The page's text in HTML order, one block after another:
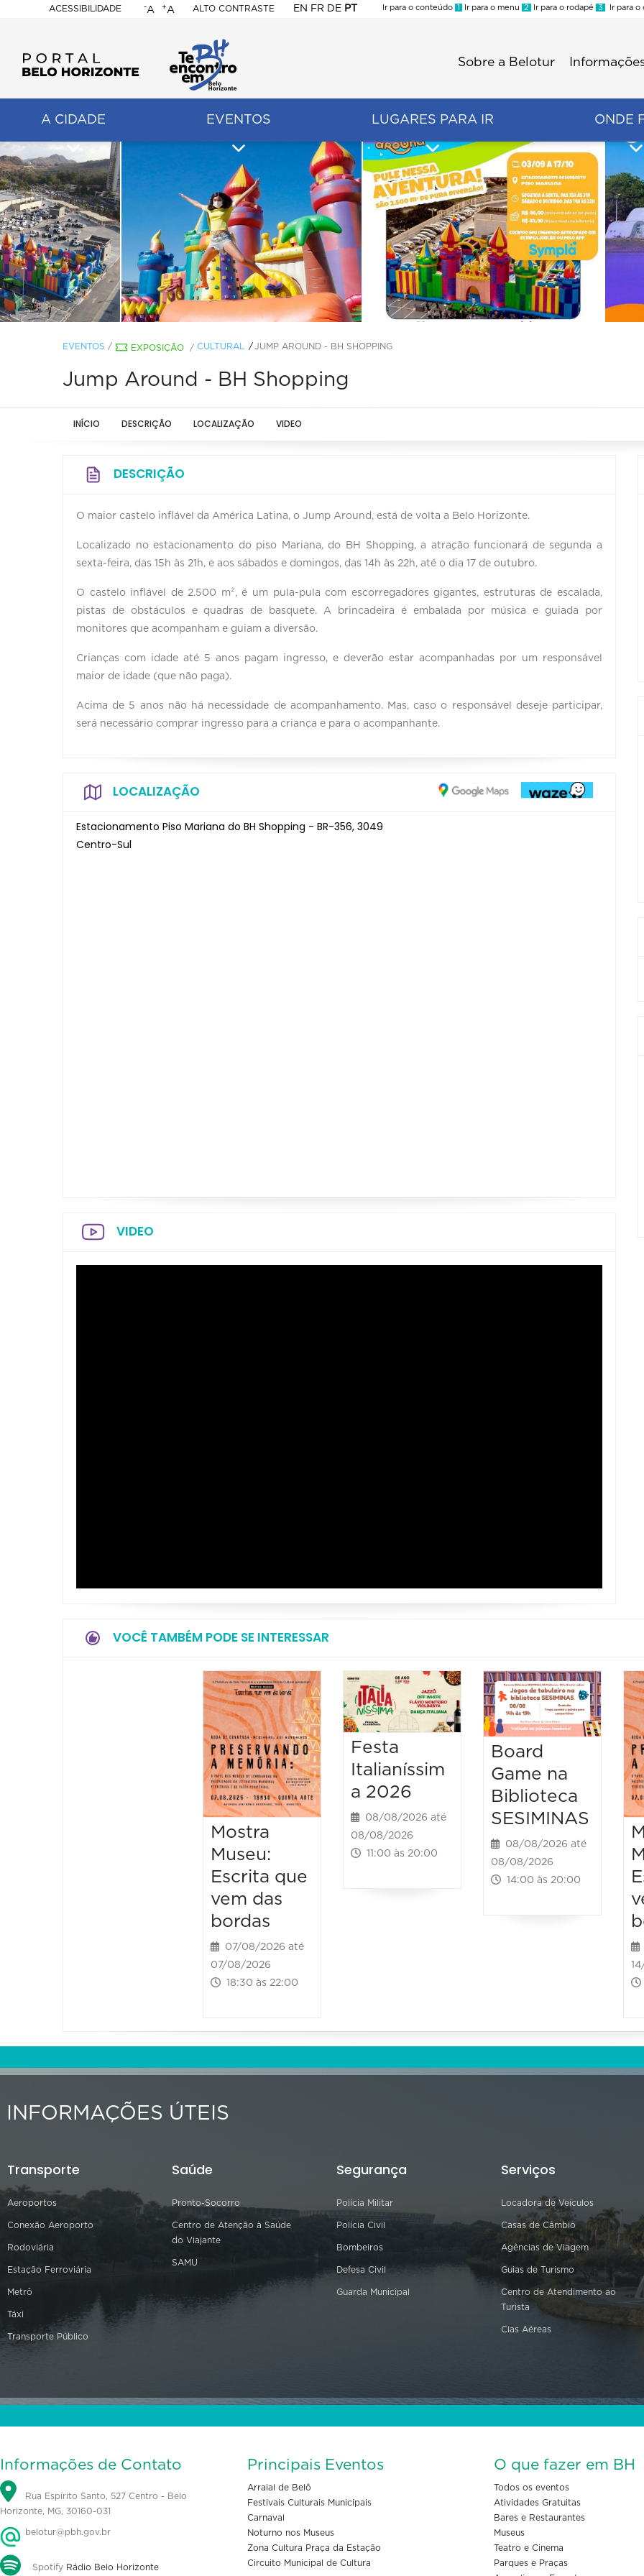
ACESSIBILIDADE
BELO
HORIZONTE
-A +A ALTO CONTRASTE EN FR DE PT
Ir para o conteúdo 1 Ir para o menu 2 Ir para o rodapé 3 Ir para o
Sobre a Belotur
A CIDADE EVENTOS LUGARES PARA IR ONDE
EVENTOS / EXPOSIÇÃO / CULTURAL JUMP AROUND - BH SHOPPING
Jump Around - BH Shopping
INÍCIO DESCRIÇÃO LOCALIZAÇÃO VIDEO
DESCRIÇÃO
O maior castelo inflável da América Latina, o Jump Around, está de volta a Belo Horizonte.
Localizado no estacionamento do piso Mariana, do BH Shopping, a atração funcionará de segunda a
sexta-feira, das 15h às 21h, e aos sábados e domingos, das 14h às 22h, até o dia 17 de outubro.
O castelo inflável de 2.500 m², é um pula-pula com escorregadores gigantes, estruturas de escalada,
pistas de obstáculos e quadras de basquete. A brincadeira é embalada por música e guiada por
monitores que acompanham e guiam a diversão.
Crianças com idade até 5 anos pagam ingresso, e deverão estar acompanhadas por um responsável
maior de idade (que não paga).
Acima de 5 anos não há necessidade de acompanhamento. Mas, caso o responsável deseje participar,
será necessário comprar ingresso para a criança e para o acompanhante.
LOCALIZAÇÃO
Estacionamento Piso Mariana do BH Shopping - BR-356, 3049
Centro-Sul
VIDEO
VOCÊ TAMBÉM PODE SE INTERESSAR
Mostra
Museu:
Escrita que
vem das
bordas
07/08/2026 até
07/08/2026
18:30 às 22:00
Festa
Italianíssim
a 2026
08/08/2026 até
08/08/2026
11:00 às 20:00
Board
Game na
Biblioteca
SESIMINAS
08/08/2026 até
08/08/2026
14:00 às 20:00
INFORMAÇÕES ÚTEIS
Transporte
Aeroportos
Conexão Aeroporto
Rodoviária
Estação Ferroviária
Metrô
Táxi
Transporte Público
Saúde
Pronto-Socorro
Centro de Atenção à Saúde
do Viajante
SAMU
Segurança
Polícia Militar
Polícia Civil
Bombeiros
Defesa Civil
Guarda Municipal
Serviços
Locadora de Veículos
Casas de Câmbio
Agências de Viagem
Guias de Turismo
Centro de Atendimento ao
Turista
Cias Aéreas
Informações de Contato
Rua Espírito Santo, 527 Centro - Belo
Horizonte, MG, 30160-031
belotur@pbh.gov.br
Spotify Rádio Belo Horizonte
Principais Eventos
Arraial de Belô
Festivais Culturais Municipais
Carnaval
Noturno nos Museus
Zona Cultura Praça da Estação
Circuito Municipal de Cultura
O que fazer em BH
Todos os eventos
Atividades Gratuitas
Bares e Restaurantes
Museus
Teatro e Cinema
Parques e Praças